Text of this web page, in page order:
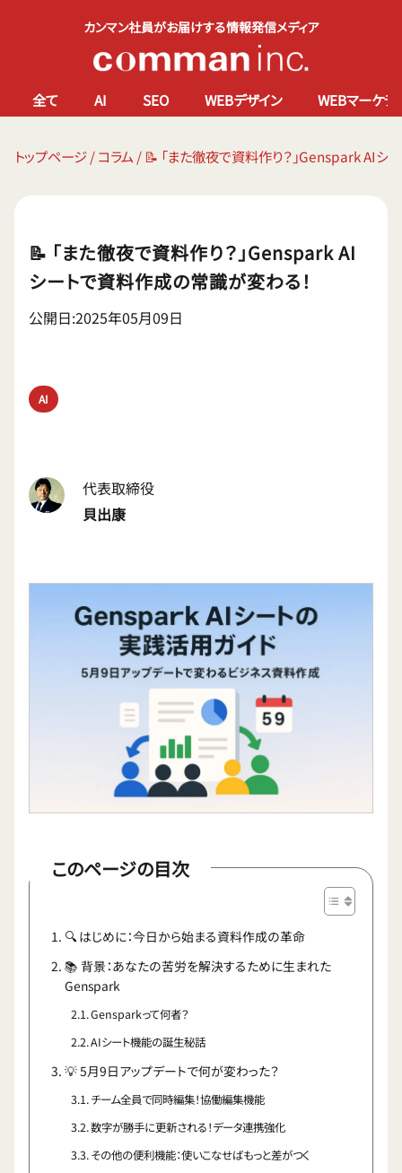
カンマン社員がお届けする情報発信メディア
全て AI SEO WEBデザイン WEBマーケテ
トップページ/コラム / 📝 「また徹夜で資料作り？」Genspark AIシ
📝 「また徹夜で資料作り？」Genspark AI
シートで資料作成の常識が変わる！
公開日:2025年05月09日
AI
代表取締役
貝出康
このページの目次
🔍 はじめに：今日から始まる資料作成の革命
📚 背景：あなたの苦労を解決するために生まれた
Genspark
Gensparkって何者？
AIシート機能の誕生秘話
💡 5月9日アップデートで何が変わった？
チーム全員で同時編集！協働編集機能
数字が勝手に更新される！データ連携強化
その他の便利機能：使いこなせばもっと差がつく